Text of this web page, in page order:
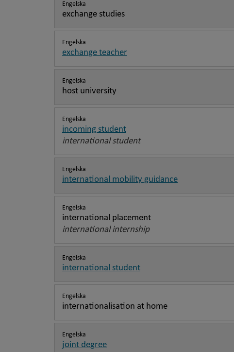
Engelska
exchange studies
Engelska
exchange teacher
Engelska
host university
Engelska
incoming student
international student
Engelska
international mobility guidance
Engelska
international placement
international internship
Engelska
international student
Engelska
internationalisation at home
Engelska
joint degree